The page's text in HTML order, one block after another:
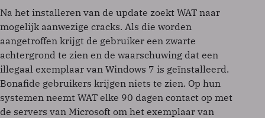
Na het installeren van de update zoekt WAT naar
mogelijk aanwezige cracks. Als die worden
aangetroffen krijgt de gebruiker een zwarte
achtergrond te zien en de waarschuwing dat een
illegaal exemplaar van Windows 7 is geïnstalleerd.
Bonafide gebruikers krijgen niets te zien. Op hun
systemen neemt WAT elke 90 dagen contact op met
de servers van Microsoft om het exemplaar van